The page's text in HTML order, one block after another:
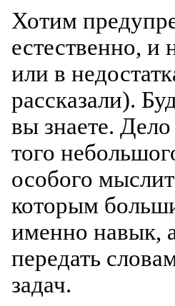
Хотим
естественно, и
или в
рассказали).
вы знаете.
того
особого
которым
именно навык,
передать
задач.